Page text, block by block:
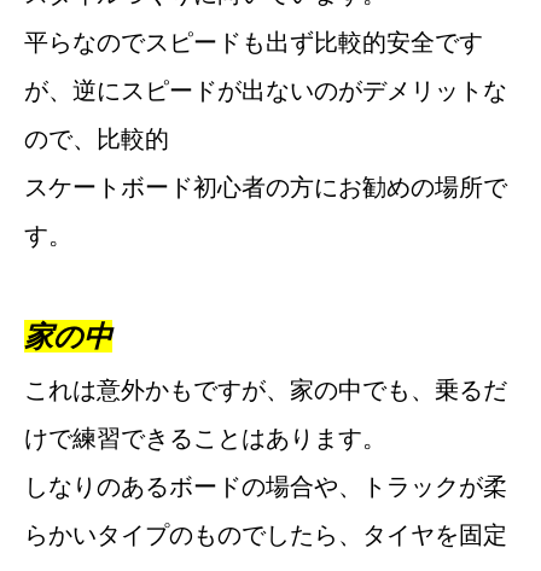
平らなのでスピードも出ず比較的安全です
が、逆にスピードが出ないのがデメリットな
ので、比較的
スケートボード初心者の方にお勧めの場所で
す。
家の中
これは意外かもですが、家の中でも、乗るだ
けで練習できることはあります。
しなりのあるボードの場合や、トラックが柔
らかいタイプのものでしたら、タイヤを固定